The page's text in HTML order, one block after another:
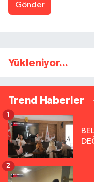
Gönder
Yükleniyor...
Trend Haberler
1
2